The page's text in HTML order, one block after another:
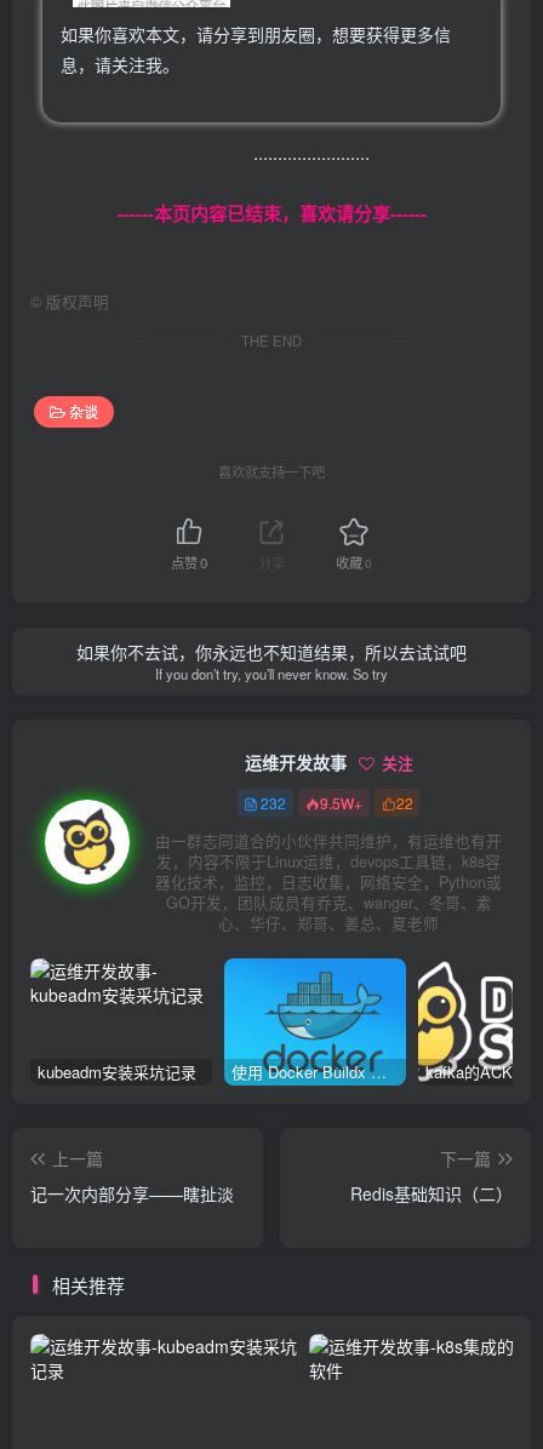
如果你喜欢本文，请分享到朋友圈，想要获得更多信
息，请关注我。
........................
------本页内容已结束，喜欢请分享------
© 版权声明
THE END
杂谈
喜欢就支持一下吧
点赞0 分享 收藏0
如果你不去试，你永远也不知道结果，所以去试试吧
If you don’t try, you’ll never know. So try
运维开发故事 关注
232 9.5W+ 22
由一群志同道合的小伙伴共同维护，有运维也有开
发，内容不限于Linux运维，devops工具链，k8s容
器化技术，监控，日志收集，网络安全，Python或
GO开发，团队成员有乔克、wanger、冬哥、素
心、华仔、郑哥、姜总、夏老师
kubeadm安装采坑记录 使用 Docker Buildx 构建多种系统架构镜像
上一篇
记一次内部分享——瞎扯淡
下一篇
Redis基础知识（二）
相关推荐